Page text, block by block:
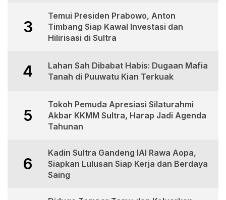
3
Temui Presiden Prabowo, Anton
Timbang Siap Kawal Investasi dan
Hilirisasi di Sultra
4
Lahan Sah Dibabat Habis: Dugaan Mafia
Tanah di Puuwatu Kian Terkuak
5
Tokoh Pemuda Apresiasi Silaturahmi
Akbar KKMM Sultra, Harap Jadi Agenda
Tahunan
6
Kadin Sultra Gandeng IAI Rawa Aopa,
Siapkan Lulusan Siap Kerja dan Berdaya
Saing